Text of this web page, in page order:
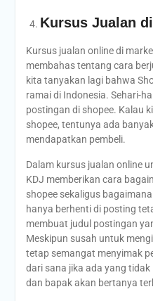
Kursus Jualan
Kursus jualan online di
membahas tentang cara
kita tanyakan lagi bahwa
ramai di Indonesia. Sehari-
postingan di shopee. Kalau
shopee, tentunya ada
mendapatkan pembeli.
Dalam kursus jualan online
KDJ memberikan cara
shopee sekaligus
hanya berhenti di posting
membuat judul postingan
Meskipun susah untuk
tetap semangat menyimak
dari sana jika ada yang
dan bapak akan bertanya